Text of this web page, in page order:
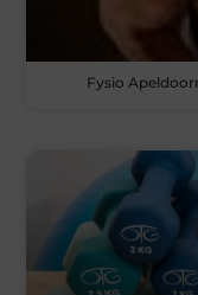
Fysio